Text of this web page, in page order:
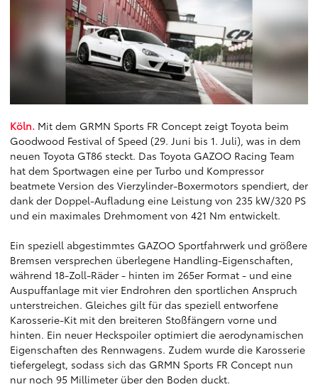
Köln. Mit dem GRMN Sports FR Concept zeigt Toyota beim
Goodwood Festival of Speed (29. Juni bis 1. Juli), was in dem
neuen Toyota GT86 steckt. Das Toyota GAZOO Racing Team
hat dem Sportwagen eine per Turbo und Kompressor
beatmete Version des Vierzylinder-Boxermotors spendiert, der
dank der Doppel-Aufladung eine Leistung von 235 kW/320 PS
und ein maximales Drehmoment von 421 Nm entwickelt.
Ein speziell abgestimmtes GAZOO Sportfahrwerk und größere
Bremsen versprechen überlegene Handling-Eigenschaften,
während 18-Zoll-Räder - hinten im 265er Format - und eine
Auspuffanlage mit vier Endrohren den sportlichen Anspruch
unterstreichen. Gleiches gilt für das speziell entworfene
Karosserie-Kit mit den breiteren Stoßfängern vorne und
hinten. Ein neuer Heckspoiler optimiert die aerodynamischen
Eigenschaften des Rennwagens. Zudem wurde die Karosserie
tiefergelegt, sodass sich das GRMN Sports FR Concept nun
nur noch 95 Millimeter über den Boden duckt.